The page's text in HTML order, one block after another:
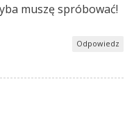
muszę spróbować!
Odpowiedz